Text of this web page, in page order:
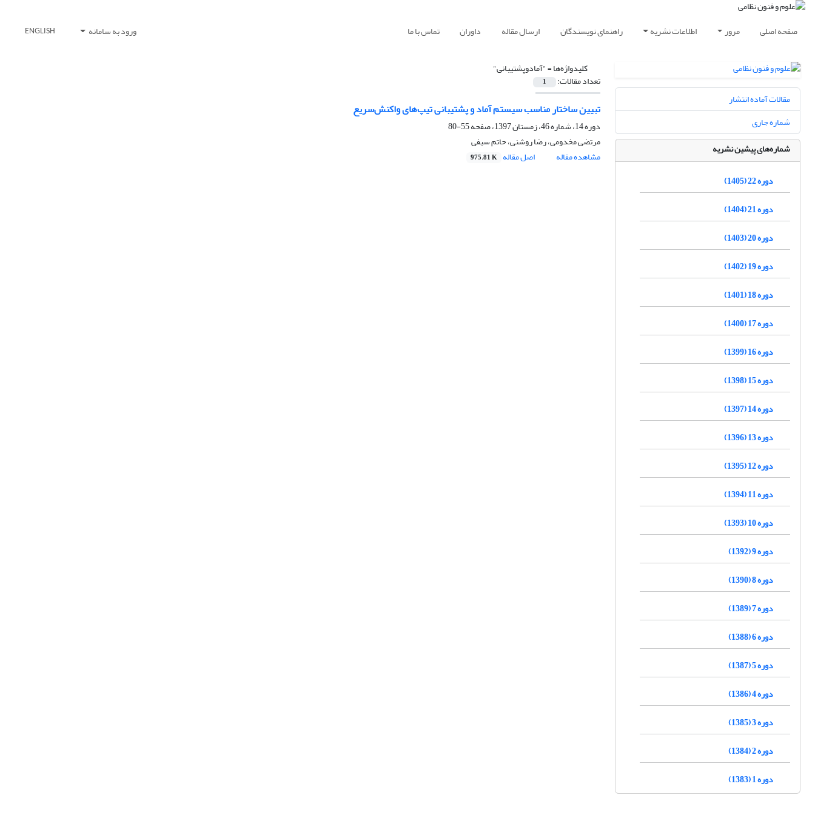
صفحه اصلی مرور اطلاعات نشریه راهنمای نویسندگان ارسال مقاله داوران تماس با ما ورود به سامانه ENGLISH
کلیدواژه‌ها ="آمادوپشتیبانی"
تعداد مقالات: 1
تبیین ساختار مناسب سیستم آماد و پشتیبانی تیپ‌های واکنش‌سریع
دوره 14، شماره 46، زمستان 1397، صفحه
55-80
مرتضی مخدومی، رضا روشنی، حاتم سیفی
مشاهده مقاله
اصل مقاله 975.81 K
مقالات آماده انتشار
شماره جاری
شماره‌های پیشین نشریه
دوره 22 (1405)
دوره 21 (1404)
دوره 20 (1403)
دوره 19 (1402)
دوره 18 (1401)
دوره 17 (1400)
دوره 16 (1399)
دوره 15 (1398)
دوره 14 (1397)
دوره 13 (1396)
دوره 12 (1395)
دوره 11 (1394)
دوره 10 (1393)
دوره 9 (1392)
دوره 8 (1390)
دوره 7 (1389)
دوره 6 (1388)
دوره 5 (1387)
دوره 4 (1386)
دوره 3 (1385)
دوره 2 (1384)
دوره 1 (1383)